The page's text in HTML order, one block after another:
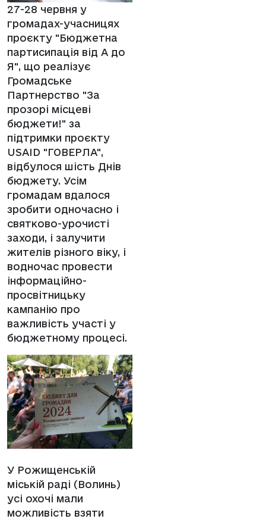
27-28 червня у
громадах-учасницях
проєкту "Бюджетна
партисипація від А до
Я", що реалізує
Громадське
Партнерство "За
прозорі місцеві
бюджети!" за
підтримки проєкту
USAID "ГОВЕРЛА",
відбулося шість Днів
бюджету. Усім
громадам вдалося
зробити одночасно і
святково-урочисті
заходи, і залучити
жителів різного віку, і
водночас провести
інформаційно-
просвітницьку
кампанію про
важливість участі у
бюджетному процесі.
У Рожищенській
міській раді (Волинь)
усі охочі мали
можливість взяти